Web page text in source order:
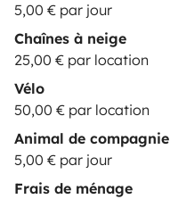
5,00 € par jour
Chaînes à neige
25,00 € par location
Vélo
50,00 € par location
Animal de compagnie
5,00 € par jour
Frais de ménage